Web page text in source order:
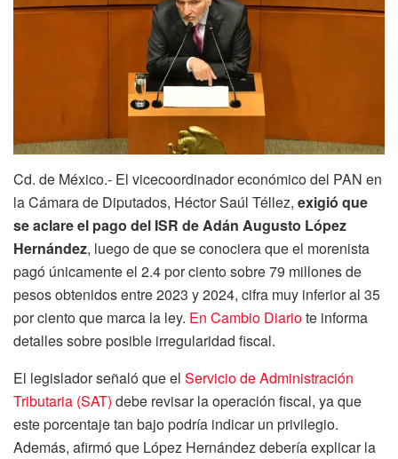
Cd. de México.- El vicecoordinador económico del PAN en
la Cámara de Diputados, Héctor Saúl Téllez, exigió que
se aclare el pago del ISR de Adán Augusto López
Hernández, luego de que se conociera que el morenista
pagó únicamente el 2.4 por ciento sobre 79 millones de
pesos obtenidos entre 2023 y 2024, cifra muy inferior al 35
por ciento que marca la ley. En Cambio Diariote informa
detalles sobre posible irregularidad fiscal.
El legislador señaló que el Servicio de Administración
Tributaria (SAT) debe revisar la operación fiscal, ya que
este porcentaje tan bajo podría indicar un privilegio.
Además, afirmó que López Hernández debería explicar la